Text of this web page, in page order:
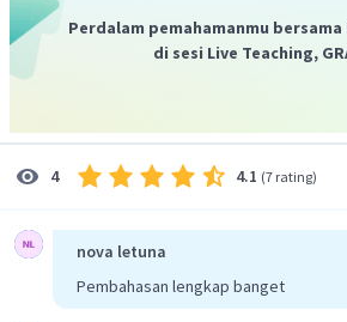
pernyataan pada pilihan C benar.
Selisih dari mata dadu(4, 6)
pernyataan pada pilihan D salah.
bersesuaian dengan nilai
(
pernyataan pada pilihan E salah.
Perdalam pemahamanmu
di sesi Live Teaching,
4 4.1 (7 rating)
nova letuna
Pembahasan lengkap banget